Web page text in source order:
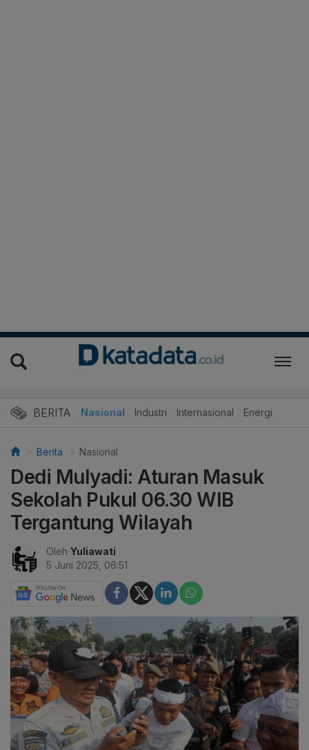
BERITA Nasional Industri Internasional Energi
Berita Nasional
Dedi Mulyadi: Aturan Masuk
Sekolah Pukul 06.30 WIB
Tergantung Wilayah
Oleh Yuliawati
5 Juni 2025, 06:51